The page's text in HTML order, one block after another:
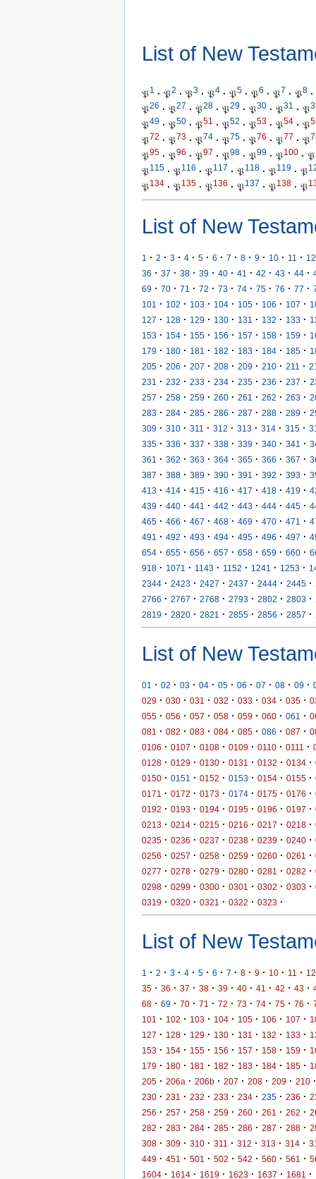
List of New
𝔓1 · 𝔓2 · 𝔓3 · 𝔓4 · 𝔓5 · 𝔓6 · 𝔓7 · 𝔓8 ·
𝔓26 · 𝔓27 · 𝔓28 · 𝔓29 · 𝔓30 · 𝔓31 · 𝔓
𝔓49 · 𝔓50 · 𝔓51 · 𝔓52 · 𝔓53 · 𝔓54 · 𝔓
𝔓72 · 𝔓73 · 𝔓74 · 𝔓75 · 𝔓76 · 𝔓77 · 𝔓
𝔓95 · 𝔓96 · 𝔓97 · 𝔓98 · 𝔓99 · 𝔓100 · 𝔓
𝔓115 · 𝔓116 · 𝔓117 · 𝔓118 · 𝔓119 · 𝔓
𝔓134 · 𝔓135 · 𝔓136 · 𝔓137 · 𝔓138 · 𝔓
List of New
1 · 2 · 3 · 4 · 5 · 6 · 7 · 8 · 9 · 10 · 11 · 12
36 · 37 · 38 · 39 · 40 · 41 · 42 · 43 · 44 ·
69 · 70 · 71 · 72 · 73 · 74 · 75 · 76 · 77 ·
101
· 102 · 103 · 104 · 105 · 106 · 107 ·
127 · 128 · 129 · 130 · 131 · 132 · 133 ·
153 · 154 · 155 · 156 · 157 · 158 · 159 ·
179 · 180 · 181 · 182 · 183 · 184 · 185 ·
205 · 206 · 207 · 208 · 209 · 210 · 211 ·
231
· 232 · 233 · 234 · 235 · 236 · 237 ·
257 · 258 · 259 · 260 · 261 · 262 · 263 ·
283 · 284 · 285 · 286 · 287 · 288 · 289 ·
309 · 310 · 311 · 312 · 313 · 314 · 315 ·
335 · 336 · 337 · 338 · 339 · 340 · 341 ·
361
· 362 · 363 · 364 · 365 · 366 · 367 ·
387 · 388 · 389 · 390 · 391 · 392 · 393 ·
413 · 414 · 415 · 416 · 417 · 418 · 419 ·
439 · 440 · 441 · 442 · 443 · 444 · 445 ·
465 · 466 · 467 · 468 · 469 · 470 · 471 ·
491
· 492 · 493 · 494 · 495 · 496 · 497 ·
654 · 655 · 656 · 657 · 658 · 659 · 660 ·
918 · 1071 · 1143 · 1152 · 1241 · 1253 ·
2344 · 2423 · 2427 · 2437 · 2444 · 2445 ·
2766 · 2767 · 2768 · 2793 · 2802 · 2803 ·
2819 · 2820 · 2821 · 2855 · 2856 · 2857 ·
List of New
01 · 02 · 03 · 04 · 05 · 06 · 07 · 08 · 09 ·
029 · 030 · 031 · 032 · 033 · 034 · 035 ·
055 · 056 · 057 · 058 · 059 · 060 · 061 ·
081
· 082 · 083 · 084 · 085 · 086 · 087 ·
0106 · 0107 · 0108 · 0109 · 0110 · 0111 ·
0128 · 0129 · 0130 · 0131 · 0132 · 0134 ·
0150 · 0151 · 0152 · 0153 · 0154 · 0155 ·
0171
· 0172 · 0173 · 0174 · 0175 · 0176 ·
0192 · 0193 · 0194 · 0195 · 0196 · 0197 ·
0213 · 0214 · 0215 · 0216 · 0217 · 0218 ·
0235 · 0236 · 0237 · 0238 · 0239 · 0240 ·
0256 · 0257 · 0258 · 0259 · 0260 · 0261 ·
0277 · 0278 · 0279 · 0280 · 0281 · 0282 ·
0298 · 0299 · 0300 · 0301 · 0302 · 0303 ·
0319 · 0320 · 0321 · 0322 · 0323 ·
List of New
1 · 2 · 3 · 4 · 5 · 6 · 7 · 8 · 9 · 10 · 11 · 12
35 · 36 · 37 · 38 · 39 · 40 · 41 · 42 · 43 ·
68 · 69 · 70 · 71 · 72 · 73 · 74 · 75 · 76 ·
101
· 102 · 103 · 104 · 105 · 106 · 107 ·
127 · 128 · 129 · 130 · 131 · 132 · 133 ·
153 · 154 · 155 · 156 · 157 · 158 · 159 ·
179 · 180 · 181 · 182 · 183 · 184 · 185 ·
205 · 206a · 206b · 207 · 208 · 209 · 210 ·
230 · 231 · 232 · 233 · 234 · 235 · 236 ·
256 · 257 · 258 · 259 · 260 · 261 · 262 ·
282 · 283 · 284 · 285 · 286 · 287 · 288 ·
308 · 309 · 310 · 311 · 312 · 313 · 314 ·
449 · 451 · 501 · 502 · 542 · 560 · 561 ·
1604 · 1614 · 1619 · 1623 · 1637 · 1681 ·